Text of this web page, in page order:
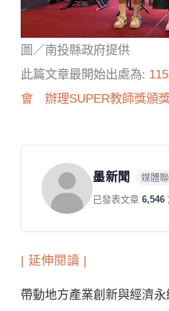
圖／南投縣政府提供
此篇文章最開始出處為:
會 辦理SUPER教師獎頒
墨新聞 媒體
已發表文章6,546
| 延伸閱讀 |
帶動地方產業創新與經濟